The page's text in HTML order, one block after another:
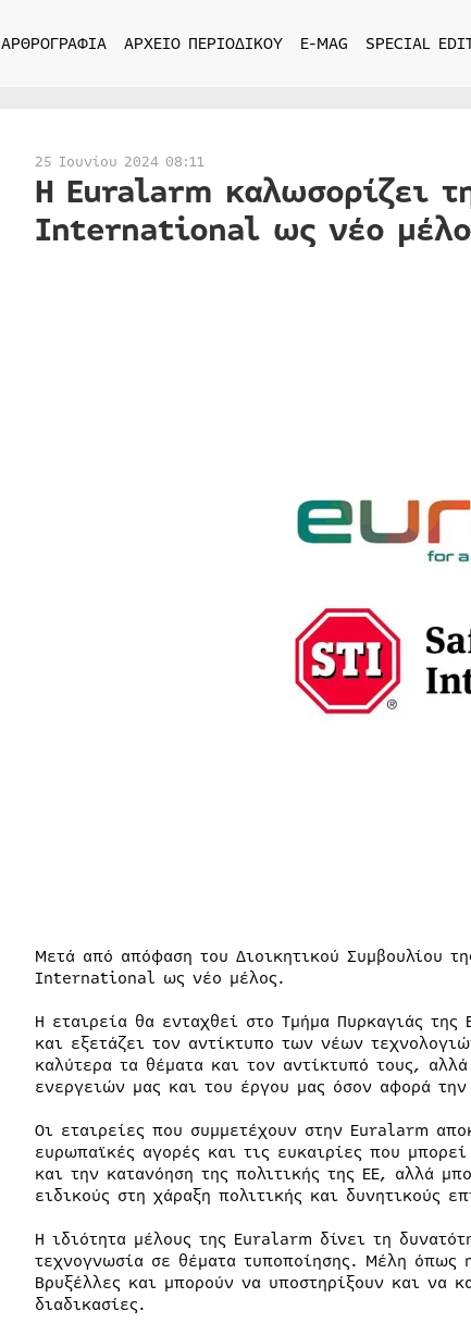
ΑΡΘΡΟΓΡΑΦΙΑ ΑΡΧΕΙΟ ΠΕΡΙΟΔΙΚΟΥ E-MAG SPECIAL
25 Ιουνίου 2024 08:11
Η Euralarm καλωσορίζει
International ως νέο
Μετά από απόφαση του Διοικητικού Συμβουλίου
International ως νέο μέλος.
Η εταιρεία θα ενταχθεί στο Τμήμα Πυρκαγιάς
και εξετάζει τον αντίκτυπο των νέων
καλύτερα τα θέματα και τον αντίκτυπό τους,
ενεργειών μας και του έργου μας όσον αφορά
Οι εταιρείες που συμμετέχουν στην Euralarm
ευρωπαϊκές αγορές και τις ευκαιρίες που
και την κατανόηση της πολιτικής της ΕΕ, αλλά
ειδικούς στη χάραξη πολιτικής και δυνητικούς
Η ιδιότητα μέλους της Euralarm δίνει τη
τεχνογνωσία σε θέματα τυποποίησης. Μέλη
Βρυξέλλες και μπορούν να υποστηρίξουν και να
διαδικασίες.